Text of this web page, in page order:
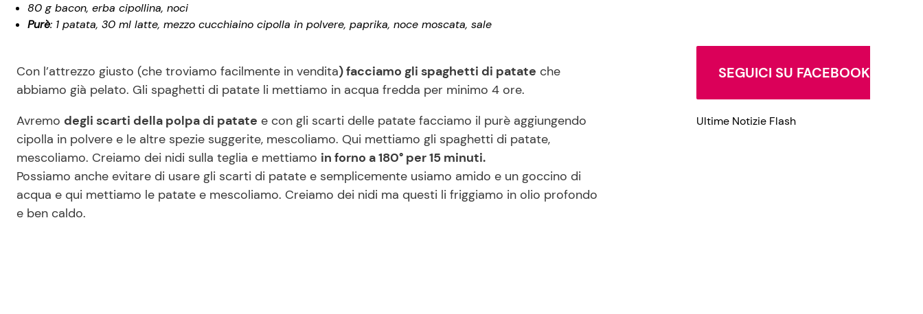
80 g bacon, erba cipollina, noci
Purè: 1 patata, 30 ml latte, mezzo cucchiaino cipolla in polvere, paprika, noce moscata, sale
Con l’attrezzo giusto (che troviamo facilmente in vendita) facciamo gli spaghetti di patate che
abbiamo già pelato. Gli spaghetti di patate li mettiamo in acqua fredda per minimo 4 ore.
Avremo degli scarti della polpa di patate e con gli scarti delle patate facciamo il purè aggiungendo
cipolla in polvere e le altre spezie suggerite, mescoliamo. Qui mettiamo gli spaghetti di patate,
mescoliamo. Creiamo dei nidi sulla teglia e mettiamo in forno a 180° per 15 minuti.
Possiamo anche evitare di usare gli scarti di patate e semplicemente usiamo amido e un goccino di
acqua e qui mettiamo le patate e mescoliamo. Creiamo dei nidi ma questi li friggiamo in olio profondo
e ben caldo.
SEGUICI SU FACEBOOK
Ultime Notizie Flash